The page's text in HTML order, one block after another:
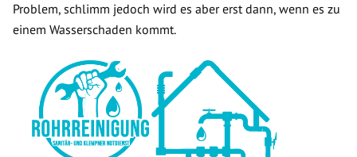
Problem, schlimm jedoch wird es aber erst dann, wenn es zu
einem Wasserschaden kommt.